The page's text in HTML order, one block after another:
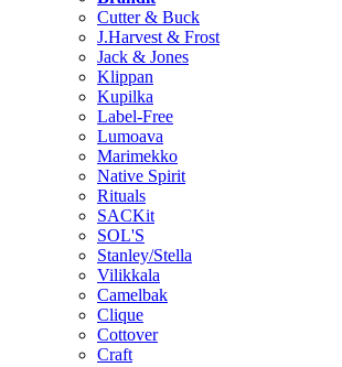
Cutter & Buck
J.Harvest & Frost
Jack & Jones
Klippan
Kupilka
Label-Free
Lumoava
Marimekko
Native Spirit
Rituals
SACKit
SOL'S
Stanley/Stella
Vilikkala
Camelbak
Clique
Cottover
Craft